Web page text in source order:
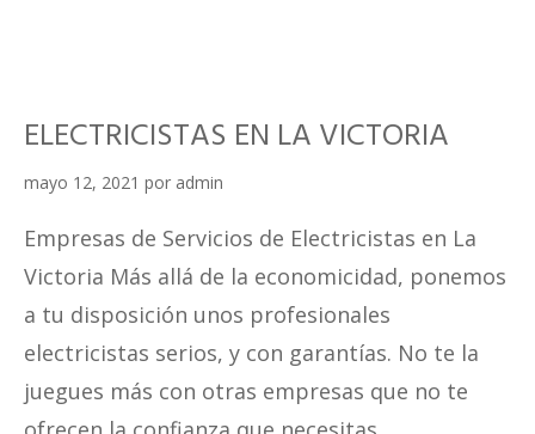
ELECTRICISTAS EN LA VICTORIA
mayo 12, 2021 por admin
Empresas de Servicios de Electricistas en La
Victoria Más allá de la economicidad, ponemos
a tu disposición unos profesionales
electricistas serios, y con garantías. No te la
juegues más con otras empresas que no te